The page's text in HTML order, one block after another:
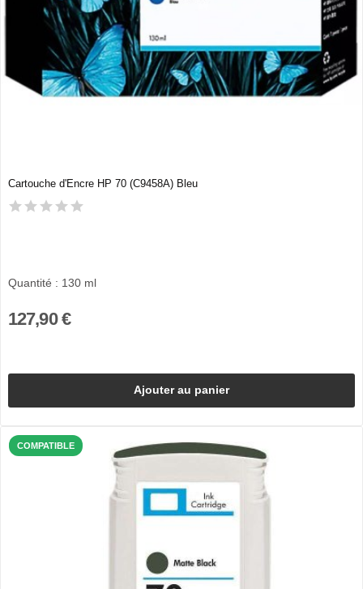
Cartouche d'Encre HP 70 (C9458A) Bleu
Quantité : 130 ml
127,90 €
Ajouter au panier
COMPATIBLE